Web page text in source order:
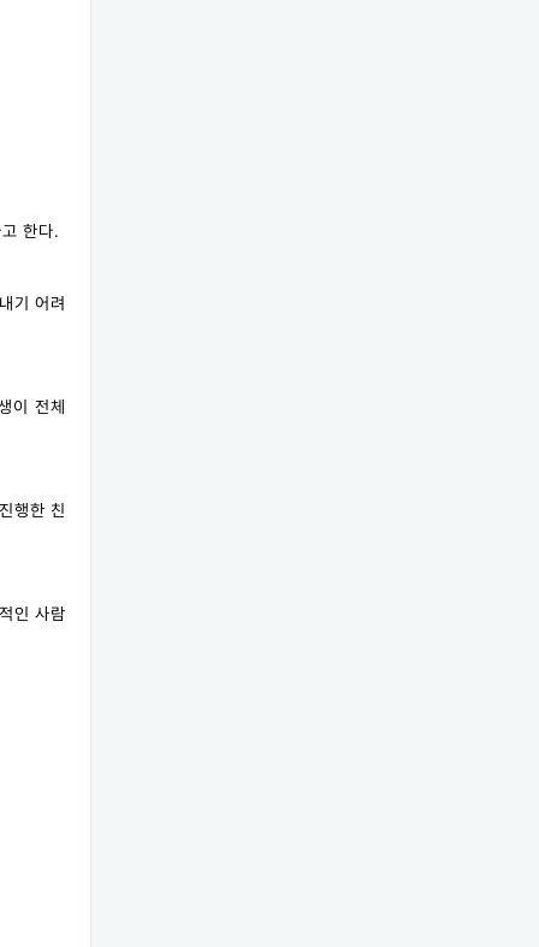
한다.
기 어려
이 전체
행한 친
인 사람